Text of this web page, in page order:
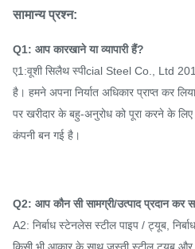
सामान्य प्रश्न:
Q1: आप कारखाने या व्यापारी हैं?
ए1:वूशी सिलैथ स्पीcial Steel Co., Ltd
है। हमने अपना निर्यात अधिकार प्राप्त कर
पर खरीदार के बहु-अनुरोध को पूरा करने के लिए
कंपनी बन गई है।
Q2: आप कौन सी सामग्री/उत्पाद प्रदान कर
A2: निर्बाध स्टेनलेस स्टील पाइप / ट्यूब,